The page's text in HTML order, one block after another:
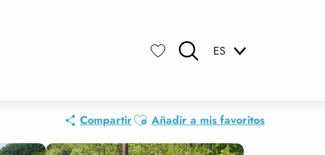
ES
CompartirAjouter aux favoris
Añadir a mis favoritos